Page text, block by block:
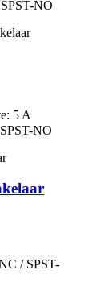
NO
5 A
NO
/ SPST-